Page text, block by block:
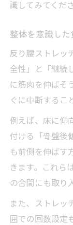
識してみてくだ
整体を意識し
反り腰ストレッ
全性」と「継続
に筋肉を伸ばそ
ぐに中断するこ
例えば、床に仰
付ける「骨盤後
も前側を伸ばす
きます。これら
の合間にも取り
また、ストレッ
囲での回数設定